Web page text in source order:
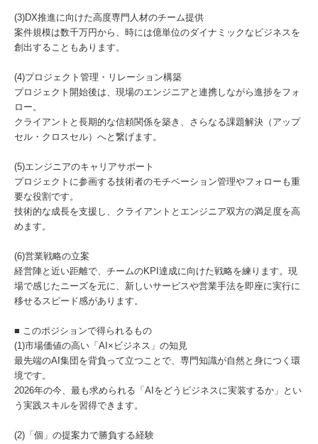
(3)DX推進に向けた高度専門人材のチーム提供
案件規模は数千万円から、時には億単位のダイナミックなビジネスを
創出することもあります。
(4)プロジェクト管理・リレーション構築
プロジェクト開始後は、現場のエンジニアと連携しながら進捗をフォ
ロー。
クライアントと長期的な信頼関係を築き、さらなる課題解決（アップ
セル・クロスセル）へと繋げます。
(5)エンジニアのキャリアサポート
プロジェクトに参画する技術者のモチベーション管理やフォローも重
要な役割です。
技術的な成長を支援し、クライアントとエンジニア双方の満足度を高
めます。
(6)営業戦略の立案
経営陣と近い距離で、チームのKPI達成に向けた戦略を練ります。現
場で感じたニーズを元に、新しいサービスや営業手法を即座に実行に
移せるスピード感があります。
■ このポジションで得られるもの
(1)市場価値の高い「AI×ビジネス」の知見
最先端のAI集団を背負って立つことで、専門知識が自然と身につく環
境です。
2026年の今、最も求められる「AIをどうビジネスに実装するか」とい
う実践スキルを習得できます。
(2)「個」の提案力で勝負する経験